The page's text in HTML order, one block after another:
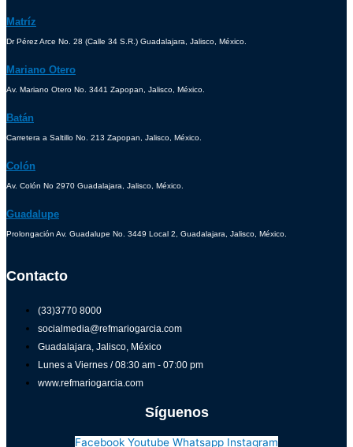
Matríz
Dr Pérez Arce No. 28 (Calle 34 S.R.) Guadalajara, Jalisco, México.
Mariano Otero
Av. Mariano Otero No. 3441 Zapopan, Jalisco, México.
Batán
Carretera a Saltillo No. 213 Zapopan, Jalisco, México.
Colón
Av. Colón No 2970 Guadalajara, Jalisco, México.
Guadalupe
Prolongación Av. Guadalupe No. 3449 Local 2, Guadalajara, Jalisco, México.
Contacto
(33)3770 8000
socialmedia@refmariogarcia.com
Guadalajara, Jalisco, México
Lunes a Viernes / 08:30 am - 07:00 pm
www.refmariogarcia.com
Síguenos
Facebook Youtube Whatsapp Instagram